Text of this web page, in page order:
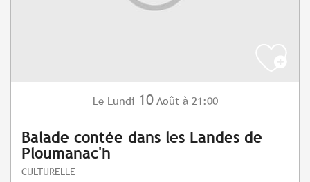
Le Lundi 10 Août à 21:00
Balade contée dans les Landes de
Ploumanac'h
CULTURELLE